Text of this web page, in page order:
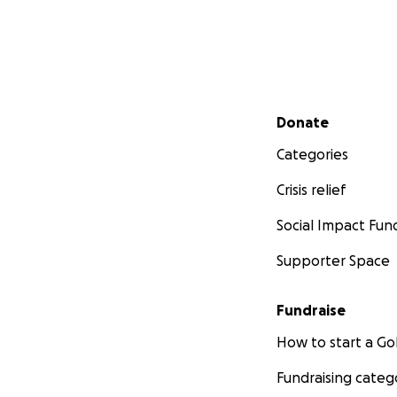
Secondary menu
Donate
Categories
Crisis relief
Social Impact
Supporter Space
Fundraise
How to start a
Fundraising